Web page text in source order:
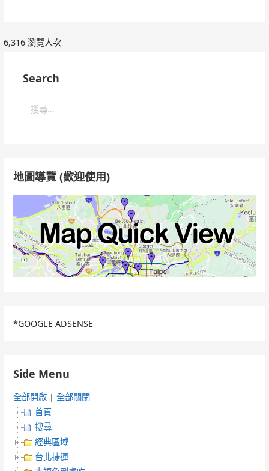
6,316 瀏覽人次
Search
地圖導覽 (歡迎使用)
*GOOGLE ADSENSE
Side Menu
全部開啟 |全部關閉
首頁
搜尋
經典區域
台北捷運